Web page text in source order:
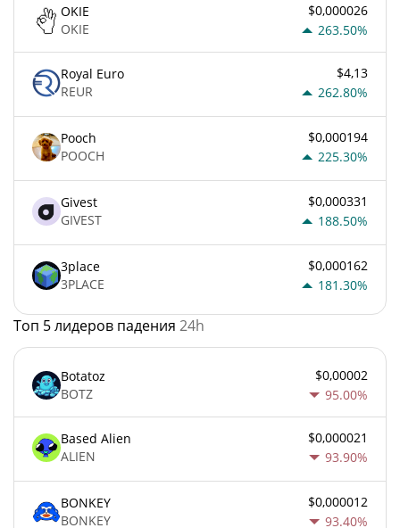
OKIE
OKIE
$0,000026
263.50%
Royal Euro
REUR
$4,13
262.80%
Pooch
POOCH
$0,000194
225.30%
Givest
GIVEST
$0,000331
188.50%
3place
3PLACE
$0,000162
181.30%
Топ 5 лидеров падения 24h
Botatoz
BOTZ
$0,00002
95.00%
Based Alien
ALIEN
$0,000021
93.90%
BONKEY
BONKEY
$0,000012
93.40%